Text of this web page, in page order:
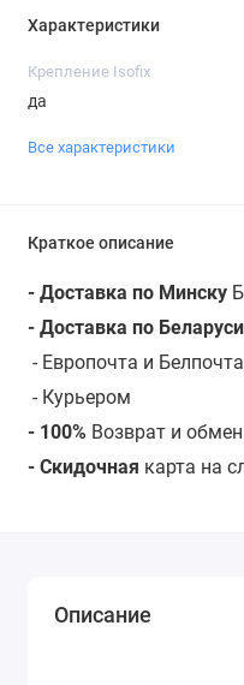
Характеристики
Крепление Isofix
да
Все характеристики
Краткое описание
- Доставка по Минску
- Доставка по Беларуси
- Европочта и
- Курьером
- 100% Возврат и
- Скидочная карта на
Описание